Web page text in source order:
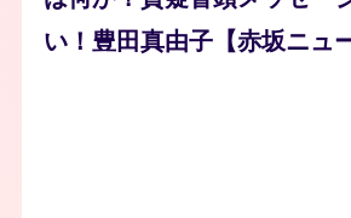
い！豊田真由子【赤坂ニュ